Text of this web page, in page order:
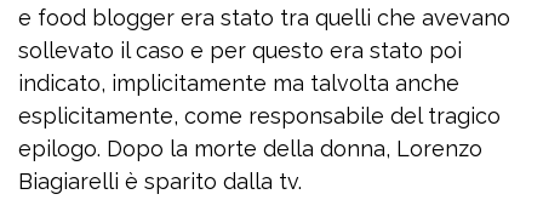
e food blogger era stato tra quelli che avevano
sollevato il caso e per questo era stato poi
indicato, implicitamente ma talvolta anche
esplicitamente, come responsabile del tragico
epilogo. Dopo la morte della donna, Lorenzo
Biagiarelli è sparito dalla tv.